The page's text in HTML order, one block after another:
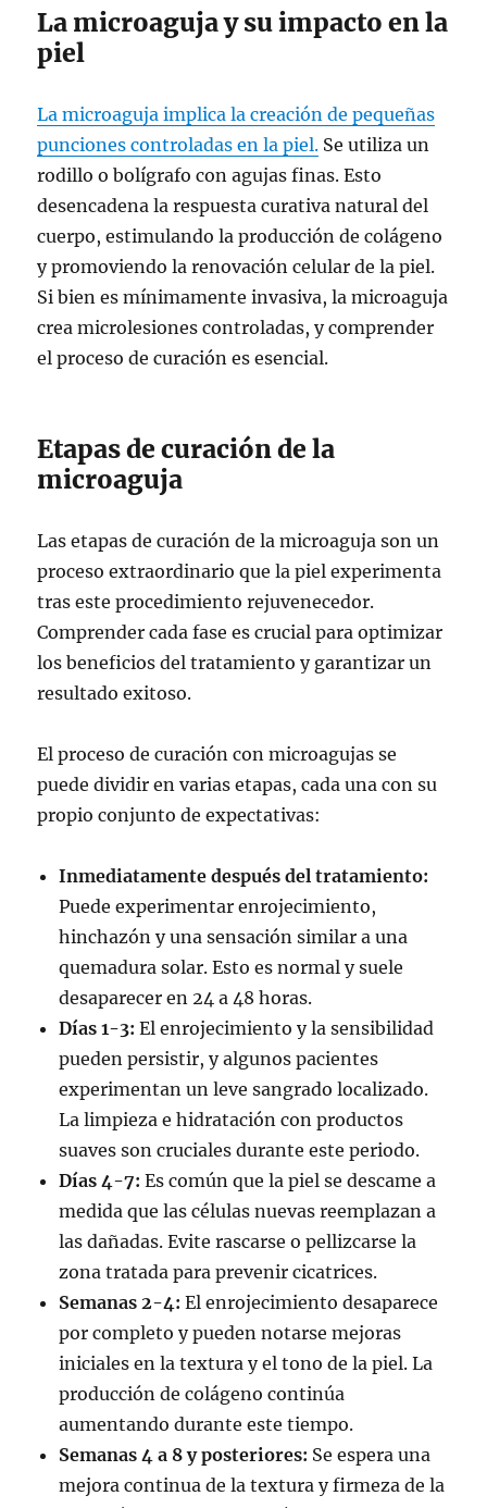
La microaguja y su impacto en la
piel
La microaguja implica la creación de pequeñas
punciones controladas en la piel. Se utiliza un
rodillo o bolígrafo con agujas finas. Esto
desencadena la respuesta curativa natural del
cuerpo, estimulando la producción de colágeno
y promoviendo la renovación celular de la piel.
Si bien es mínimamente invasiva, la microaguja
crea microlesiones controladas, y comprender
el proceso de curación es esencial.
Etapas de curación de la
microaguja
Las etapas de curación de la microaguja son un
proceso extraordinario que la piel experimenta
tras este procedimiento rejuvenecedor.
Comprender cada fase es crucial para optimizar
los beneficios del tratamiento y garantizar un
resultado exitoso.
El proceso de curación con microagujas se
puede dividir en varias etapas, cada una con su
propio conjunto de expectativas:
Inmediatamente después del tratamiento:
Puede experimentar enrojecimiento,
hinchazón y una sensación similar a una
quemadura solar. Esto es normal y suele
desaparecer en 24 a 48 horas.
Días 1-3: El enrojecimiento y la sensibilidad
pueden persistir, y algunos pacientes
experimentan un leve sangrado localizado.
La limpieza e hidratación con productos
suaves son cruciales durante este periodo.
Días 4-7: Es común que la piel se descame a
medida que las células nuevas reemplazan a
las dañadas. Evite rascarse o pellizcarse la
zona tratada para prevenir cicatrices.
Semanas 2-4: El enrojecimiento desaparece
por completo y pueden notarse mejoras
iniciales en la textura y el tono de la piel. La
producción de colágeno continúa
aumentando durante este tiempo.
Semanas 4 a 8 y posteriores: Se espera una
mejora continua de la textura y firmeza de la